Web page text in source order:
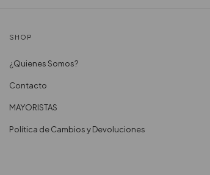
SHOP
¿Quienes Somos?
Contacto
MAYORISTAS
Política de Cambios y Devoluciones